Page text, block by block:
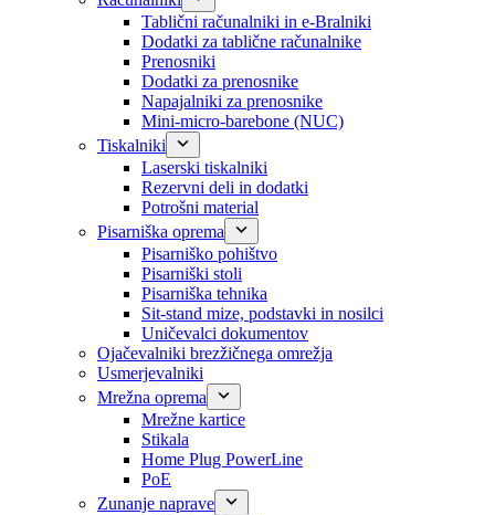
Tablični računalniki in e-Bralniki
Dodatki za tablične računalnike
Prenosniki
Dodatki za prenosnike
Napajalniki za prenosnike
Mini-micro-barebone (NUC)
Tiskalniki
Laserski tiskalniki
Rezervni deli in dodatki
Potrošni material
Pisarniška oprema
Pisarniško pohištvo
Pisarniški stoli
Pisarniška tehnika
Sit-stand mize, podstavki in nosilci
Uničevalci dokumentov
Ojačevalniki brezžičnega omrežja
Usmerjevalniki
Mrežna oprema
Mrežne kartice
Stikala
Home Plug PowerLine
PoE
Zunanje naprave